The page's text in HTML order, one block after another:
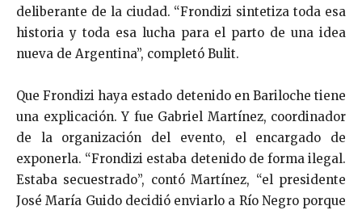
deliberante de la ciudad. “Frondizi sintetiza toda esa
historia y toda esa lucha para el parto de una idea
nueva de Argentina”, completó Bulit.
Que Frondizi haya estado detenido en Bariloche tiene
una explicación. Y fue Gabriel Martínez, coordinador
de la organización del evento, el encargado de
exponerla. “Frondizi estaba detenido de forma ilegal.
Estaba secuestrado”, contó Martínez, “el presidente
José María Guido decidió enviarlo a Río Negro porque